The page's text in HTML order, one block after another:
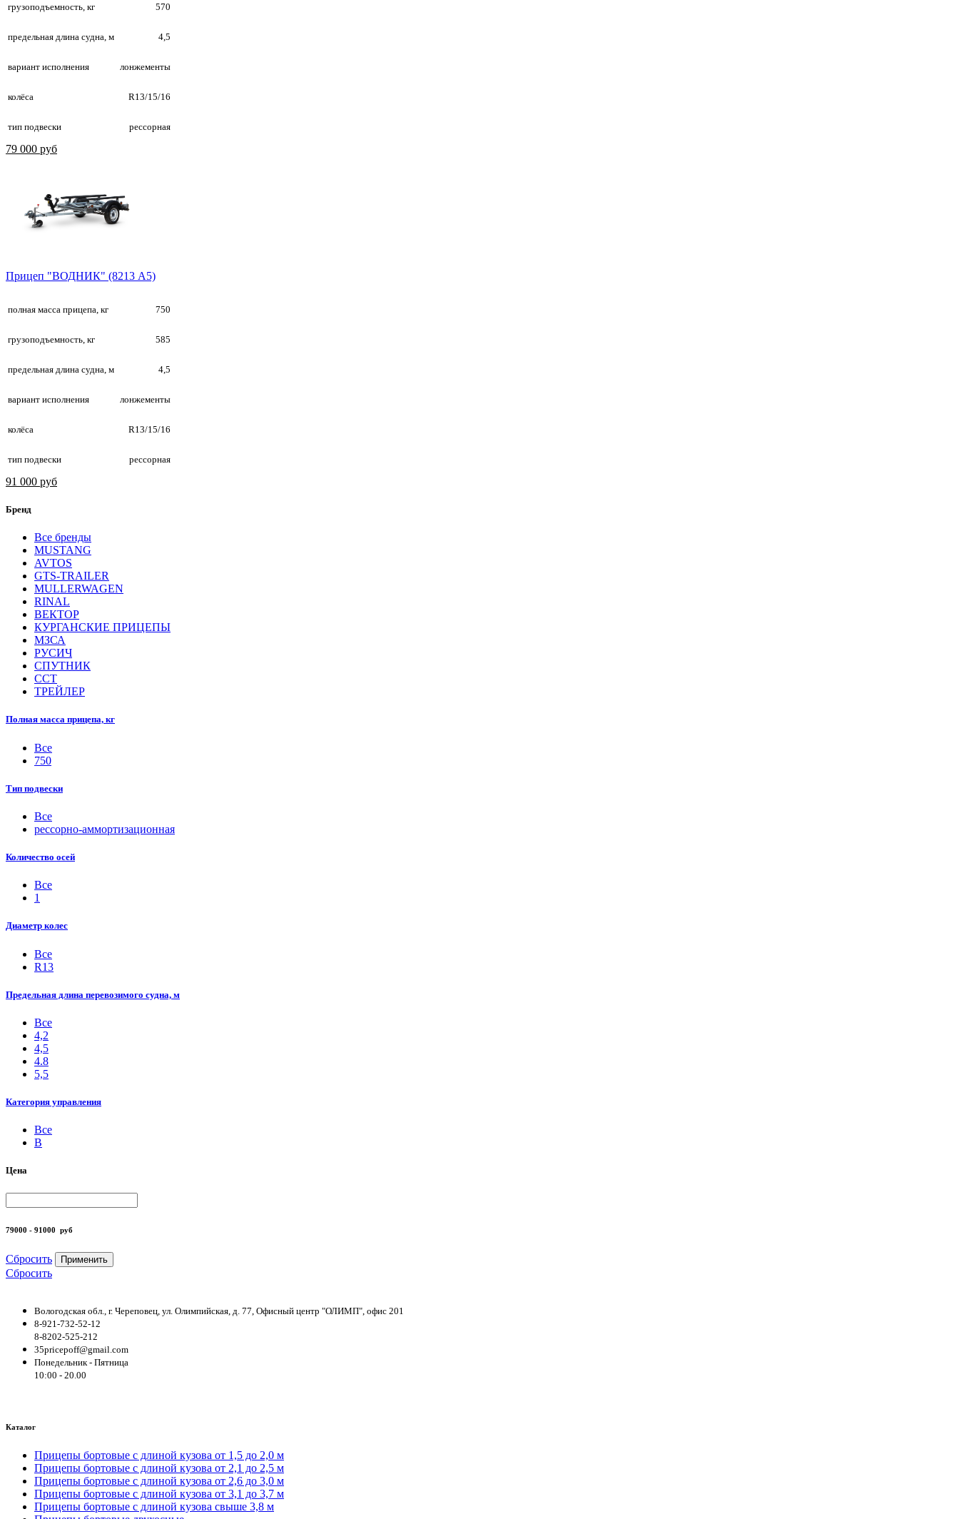
грузоподъемность, кг 570
предельная длина судна, м 4,5
вариант исполнения лонжементы
колёса R13/15/16
тип подвески рессорная
79 000 руб
Прицеп "ВОДНИК" (8213 А5)
полная масса прицепа, кг 750
грузоподъемность, кг 585
предельная длина судна, м 4,5
вариант исполнения лонжементы
колёса R13/15/16
тип подвески рессорная
91 000 руб
Бренд
Все бренды
MUSTANG
AVTOS
GTS-TRAILER
MULLERWAGEN
RINAL
ВЕКТОР
КУРГАНСКИЕ ПРИЦЕПЫ
МЗСА
РУСИЧ
СПУТНИК
ССТ
ТРЕЙЛЕР
Полная масса прицепа, кг
Все
750
Тип подвески
Все
рессорно-аммортизационная
Количество осей
Все
1
Диаметр колес
Все
R13
Предельная длина перевозимого судна, м
Все
4,2
4,5
4.8
5,5
Категория управления
Все
B
Цена
79000 - 91000 руб
Сбросить Применить
Сбросить
Вологодская обл., г. Череповец, ул. Олимпийская, д. 77, Офисный центр "ОЛИМП", офис 201
8-921-732-52-12
8-8202-525-212
35pricepoff@gmail.com
Понедельник - Пятница
10:00 - 20.00
Каталог
Прицепы бортовые с длиной кузова от 1,5 до 2,0 м
Прицепы бортовые с длиной кузова от 2,1 до 2,5 м
Прицепы бортовые с длиной кузова от 2,6 до 3,0 м
Прицепы бортовые с длиной кузова от 3,1 до 3,7 м
Прицепы бортовые с длиной кузова свыше 3,8 м